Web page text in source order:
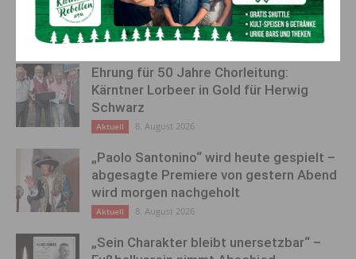
AKTUELLES
Ehrung für 50 Jahre Chorleitung:
Kärntner Lorbeer in Gold für Herwig
Schwarz
Aktuell 8. August 2026
„Paolo Santonino“ wird heute gespielt –
abgesagte Premiere von gestern Abend
wird morgen nachgeholt
Aktuell 8. August 2026
„Sein Charakter bleibt unersetzbar“ –